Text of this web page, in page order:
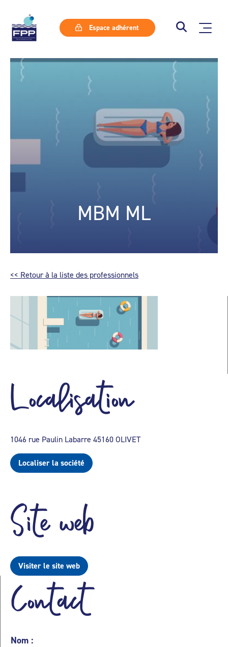
Espace adhérent
MBM ML
<< Retour à la liste des professionnels
Localisation
1046 rue Paulin Labarre 45160 OLIVET
Localiser la société
Site web
Visiter le site web
Contact
Nom :